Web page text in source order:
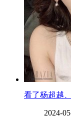
看了杨超越
2024-